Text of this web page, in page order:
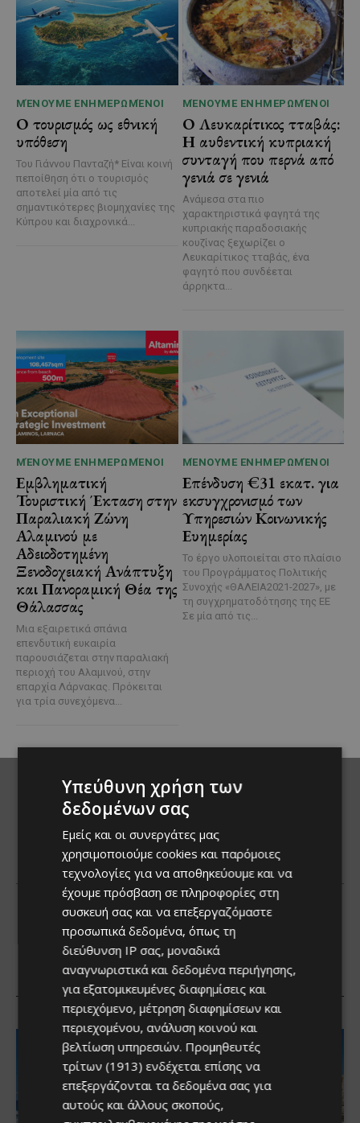
ΜΈΝΟΥΜΕ ΕΝΗΜΕΡΩΜΈΝΟΙ
Ο τουρισμός ως εθνική
υπόθεση
Του Γιάννου Πανταζή* Είναι κοινή
πεποίθηση ότι ο τουρισμός
αποτελεί μία από τις
σημαντικότερες βιομηχανίες της
Κύπρου και διαχρονικά...
ΜΈΝΟΥΜΕ ΕΝΗΜΕΡΩΜΈΝΟΙ
Ο Λευκαρίτικος τταβάς:
Η αυθεντική κυπριακή
συνταγή που περνά από
γενιά σε γενιά
Ανάμεσα στα πιο
χαρακτηριστικά φαγητά της
κυπριακής παραδοσιακής
κουζίνας ξεχωρίζει ο
Λευκαρίτικος τταβάς, ένα
φαγητό που συνδέεται
άρρηκτα...
ΜΈΝΟΥΜΕ ΕΝΗΜΕΡΩΜΈΝΟΙ
Εμβληματική
Τουριστική Έκταση στην
Παραλιακή Ζώνη
Αλαμινού με
Αδειοδοτημένη
Ξενοδοχειακή Ανάπτυξη
και Πανοραμική Θέα της
Θάλασσας
Μια εξαιρετικά σπάνια
επενδυτική ευκαιρία
παρουσιάζεται στην παραλιακή
περιοχή του Αλαμινού, στην
επαρχία Λάρνακας. Πρόκειται
για τρία συνεχόμενα...
ΜΈΝΟΥΜΕ ΕΝΗΜΕΡΩΜΈΝΟΙ
Επένδυση €31 εκατ. για
εκσυγχρονισμό των
Υπηρεσιών Κοινωνικής
Ευημερίας
Το έργο υλοποιείται στο πλαίσιο
του Προγράμματος Πολιτικής
Συνοχής «ΘΑΛΕΙΑ2021-2027», με
τη συγχρηματοδότησης της ΕΕ
Σε μία από τις...
Υπεύθυνη χρήση των
δεδομένων σας
Εμείς και οι συνεργάτες μας
χρησιμοποιούμε cookies και παρόμοιες
τεχνολογίες για να αποθηκεύουμε και να
έχουμε πρόσβαση σε πληροφορίες στη
συσκευή σας και να επεξεργαζόμαστε
προσωπικά δεδομένα, όπως τη
διεύθυνση IP σας, μοναδικά
αναγνωριστικά και δεδομένα περιήγησης,
για εξατομικευμένες διαφημίσεις και
περιεχόμενο, μέτρηση διαφημίσεων και
περιεχομένου, ανάλυση κοινού και
βελτίωση υπηρεσιών. Προμηθευτές
τρίτων (1913) ενδέχεται επίσης να
επεξεργάζονται τα δεδομένα σας για
αυτούς και άλλους σκοπούς,